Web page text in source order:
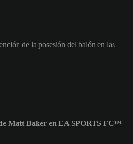
de la posesión del balón en las
Matt Baker en EA SPORTS FC™